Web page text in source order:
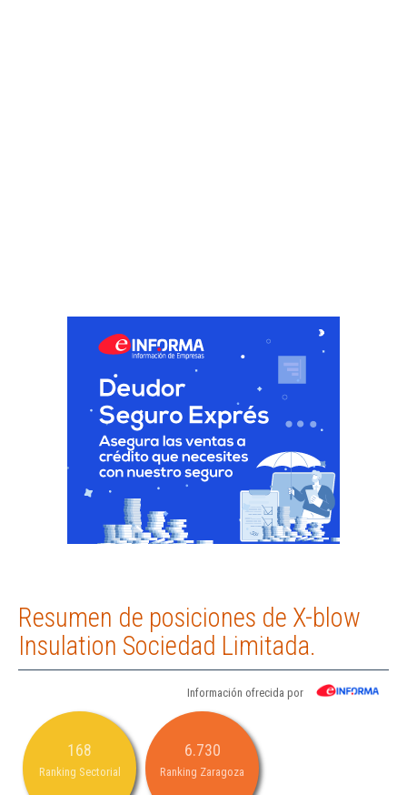
Resumen de posiciones de X-blow
Insulation Sociedad Limitada.
Información ofrecida por
168
Ranking Sectorial
6.730
Ranking Zaragoza